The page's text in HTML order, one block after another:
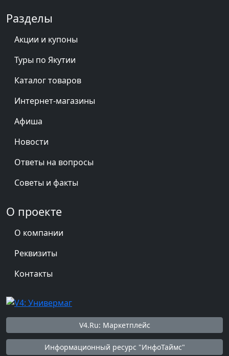
Разделы
Акции и купоны
Туры по Якутии
Каталог товаров
Интернет-магазины
Афиша
Новости
Ответы на вопросы
Советы и факты
О проекте
О компании
Реквизиты
Контакты
V4.Ru: Маркетплейс
Информационный ресурс "ИнфоТаймс"